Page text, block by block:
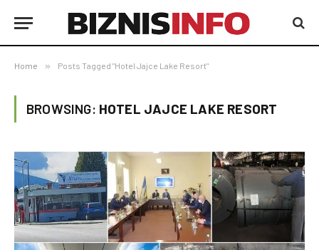
Home » Posts Tagged "Hotel Jajce Lake Resort"
BROWSING: HOTEL JAJCE LAKE RESORT